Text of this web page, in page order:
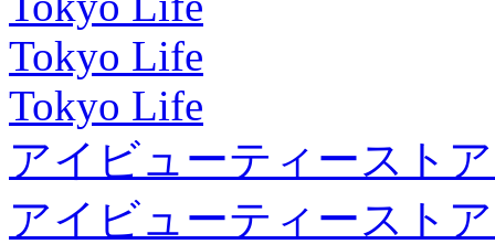
Tokyo Life
Tokyo Life
アイビューティースト
アイビューティースト